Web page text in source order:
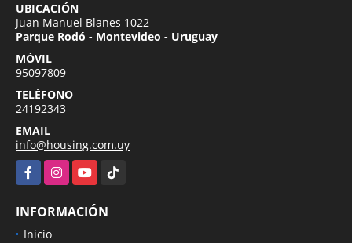
UBICACIÓN
Juan Manuel Blanes 1022
Parque Rodó - Montevideo - Uruguay
MÓVIL
95097809
TELÉFONO
24192343
EMAIL
info@housing.com.uy
FacebookInstagramYouTubeTikTok
INFORMACIÓN
Inicio